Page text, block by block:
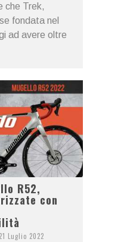
che Trek,
fondata nel
ad avere oltre
R52,
con
21 Luglio 2022